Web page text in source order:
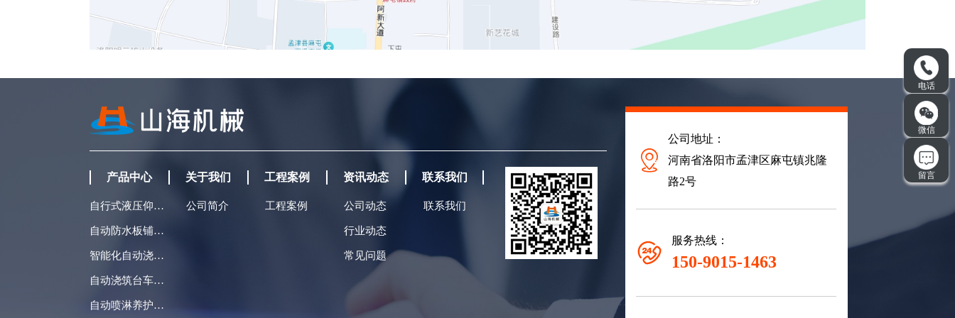
产品中心
自行式液压仰拱栈桥
自动防水板铺挂台车
智能化自动浇筑衬砌台车
自动浇筑台车配套件
自动喷淋养护台车
关于我们
公司简介
工程案例
工程案例
资讯动态
公司动态
行业动态
常见问题
联系我们
联系我们
公司地址：
河南省洛阳市孟津区麻屯镇兆隆
路2号
服务热线：
150-9015-1463